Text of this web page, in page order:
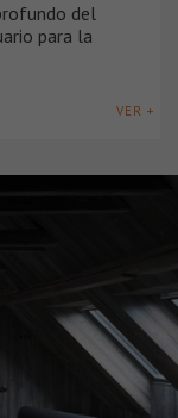
del
para la
VER +